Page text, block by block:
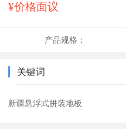
¥价格面议
产品规格：
关键词
新疆悬浮式拼装地板